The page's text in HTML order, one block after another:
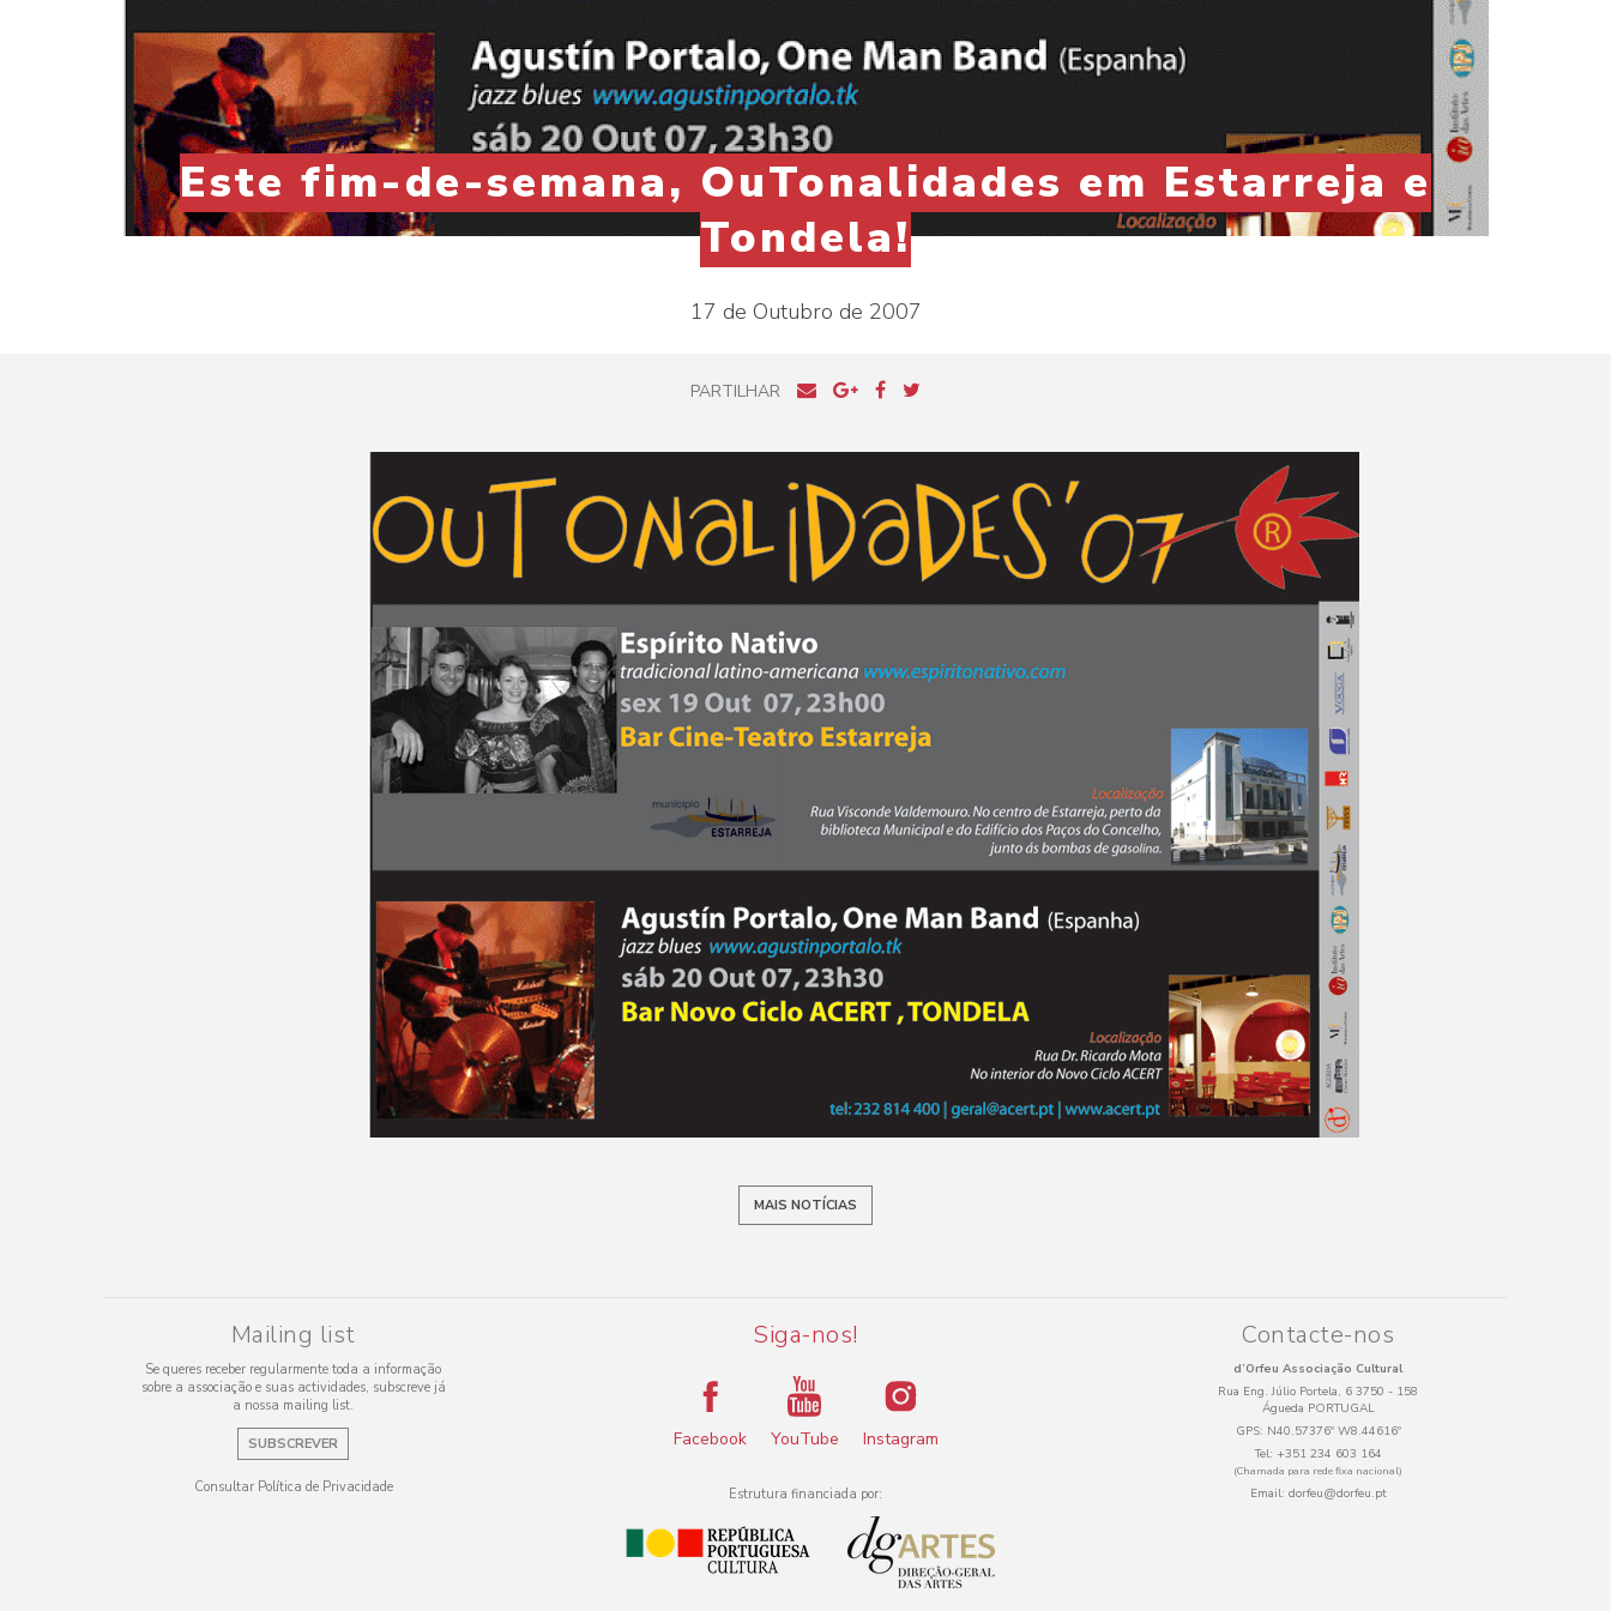
Este fim-de-semana, OuTonalidades em Estarreja e
Tondela!
17 de Outubro de 2007
PARTILHAR
MAIS NOTÍCIAS
Mailing list
Se queres receber regularmente toda a informação
sobre a associação e suas actividades, subscreve já
a nossa mailing list.
SUBSCREVER
Consultar Política de Privacidade
Siga-nos!
Facebook YouTube Instagram
Estrutura financiada por:
Contacte-nos
d’Orfeu Associação Cultural
Rua Eng. Júlio Portela, 6 3750 - 158
Águeda PORTUGAL
GPS: N40.57376º W8.44616º
Tel: +351 234 603 164
(Chamada para rede fixa nacional)
Email: dorfeu@dorfeu.pt